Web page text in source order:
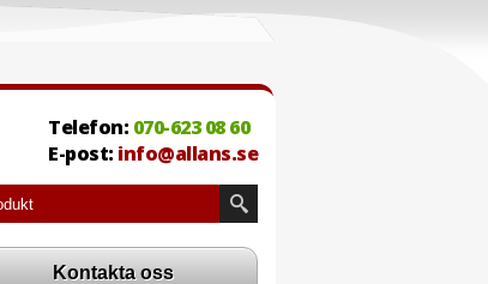
Telefon: 070-623 08 60
E-post: info@allans.se
Kontakta oss